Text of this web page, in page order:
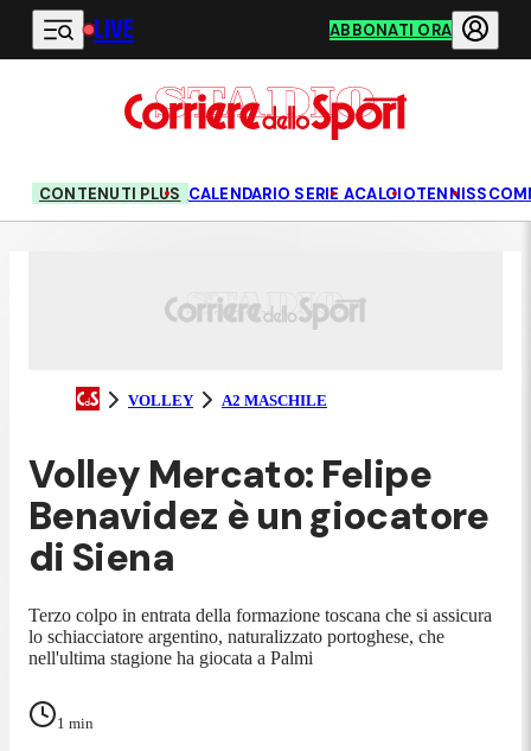
Vai al contenuto principale
LIVE ABBONATI ORA
CONTENUTI PLUS CALENDARIO SERIE ACALCIOTENNIS
VOLLEY A2 MASCHILE
Volley Mercato: Felipe
Benavidez è un giocatore
di Siena
Terzo colpo in entrata della formazione toscana che si assicura
lo schiacciatore argentino, naturalizzato portoghese, che
nell'ultima stagione ha giocata a Palmi
1 min